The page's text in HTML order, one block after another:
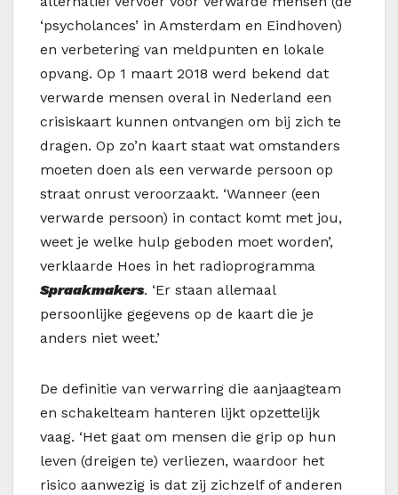
‘psycholances’ in Amsterdam en Eindhoven)
en verbetering van meldpunten en lokale
opvang. Op 1 maart 2018 werd bekend dat
verwarde mensen overal in Nederland een
crisiskaart kunnen ontvangen om bij zich te
dragen. Op zo’n kaart staat wat omstanders
moeten doen als een verwarde persoon op
straat onrust veroorzaakt. ‘Wanneer (een
verwarde persoon) in contact komt met jou,
weet je welke hulp geboden moet worden’,
verklaarde Hoes in het radioprogramma
Spraakmakers. ‘Er staan allemaal
persoonlijke gegevens op de kaart die je
anders niet weet.’
De definitie van verwarring die aanjaagteam
en schakelteam hanteren lijkt opzettelijk
vaag. ‘Het gaat om mensen die grip op hun
leven (dreigen te) verliezen, waardoor het
risico aanwezig is dat zij zichzelf of anderen